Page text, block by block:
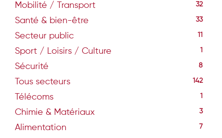
Mobilité / Transport 32
Santé & bien-être 33
Secteur public 11
Sport / Loisirs / Culture 1
Sécurité 8
Tous secteurs 142
Télécoms 1
Chimie & Matériaux 3
Alimentation 7